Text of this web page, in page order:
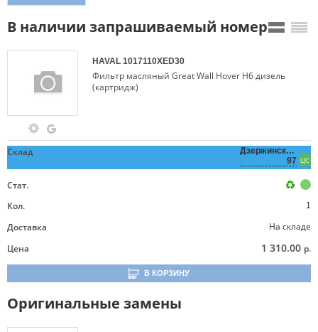
В наличии запрашиваемый номер
HAVAL 1017110XED30
Фильтр масляный Great Wall Hover H6 дизель
(картридж)
Склад
Дзержинского,
97 ЦС
Стат.
Кол.
1
Доставка
На складе
Цена
1 310.00 р.
В КОРЗИНУ
Оригинальные замены